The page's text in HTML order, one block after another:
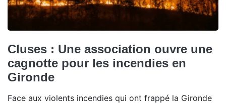
Cluses : Une association ouvre une
cagnotte pour les incendies en
Gironde
Face aux violents incendies qui ont frappé la Gironde